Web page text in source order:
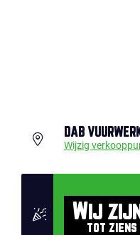
DAB
Wijzig
Wij
tot ziens